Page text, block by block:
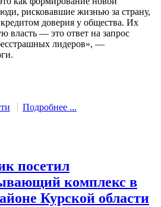
рисковавшие жизнью за страну,
доверия у общества. Их
власть — это ответ на запрос
лидеров», —
Подробнее ...
посетил
комплекс в
Курской области